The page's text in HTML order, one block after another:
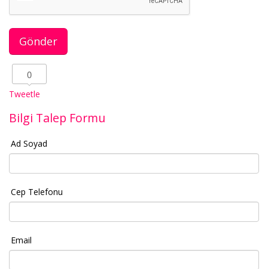
0
Tweetle
Bilgi Talep Formu
Ad Soyad
Cep Telefonu
Email